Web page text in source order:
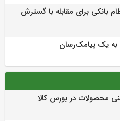
بانکی برای مقابله با گسترش
یک پیامک‌رسان